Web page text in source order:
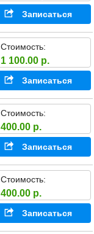
Записаться
Стоимость:
1 100.00 р.
Записаться
Стоимость:
400.00 р.
Записаться
Стоимость:
400.00 р.
Записаться